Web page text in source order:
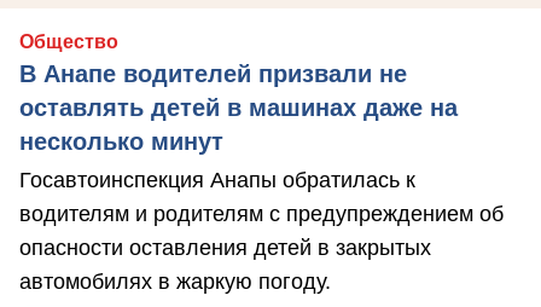
Общество
В Анапе водителей призвали не
оставлять детей в машинах даже на
несколько минут
Госавтоинспекция Анапы обратилась к
водителям и родителям с предупреждением об
опасности оставления детей в закрытых
автомобилях в жаркую погоду.